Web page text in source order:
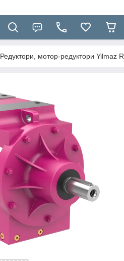
Редуктори, мотор-редуктори Yilmaz